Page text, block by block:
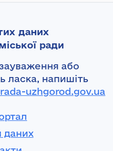
даних
ради
або
ласка, напишіть
uzhgorod.gov.ua
даних